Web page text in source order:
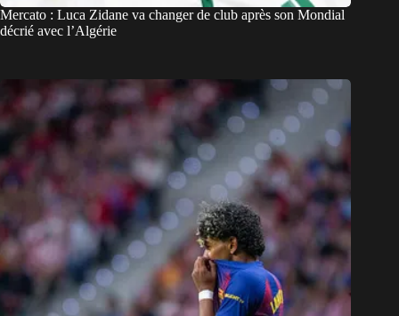
Mercato : Luca Zidane va changer de club après son Mondial
décrié avec l’Algérie